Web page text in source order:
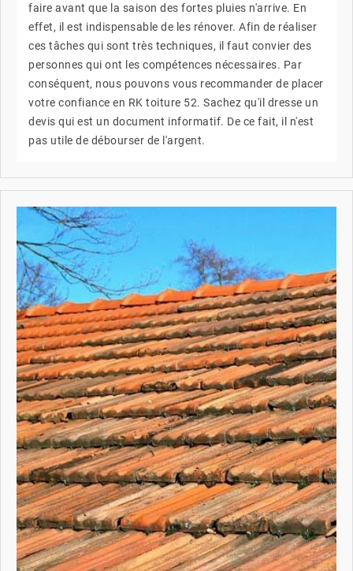
faire avant que la saison des fortes pluies n'arrive. En
effet, il est indispensable de les rénover. Afin de réaliser
ces tâches qui sont très techniques, il faut convier des
personnes qui ont les compétences nécessaires. Par
conséquent, nous pouvons vous recommander de placer
votre confiance en RK toiture 52. Sachez qu'il dresse un
devis qui est un document informatif. De ce fait, il n'est
pas utile de débourser de l'argent.